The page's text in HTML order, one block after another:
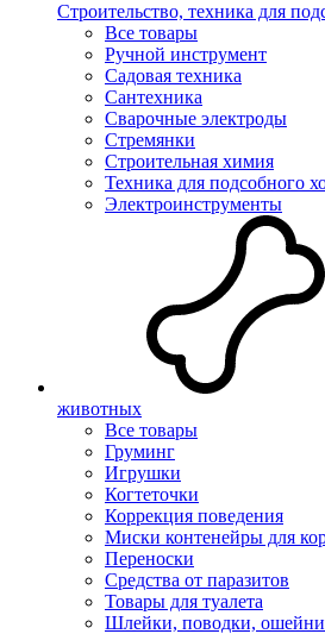
Строительство, техника для
Все товары
Ручной инструмент
Садовая техника
Сантехника
Сварочные электроды
Стремянки
Строительная химия
Техника для подсобного
Электроинструменты
животных
Все товары
Груминг
Игрушки
Когтеточки
Коррекция поведения
Миски контенейры для
Переноски
Средства от паразитов
Товары для туалета
Шлейки, поводки,